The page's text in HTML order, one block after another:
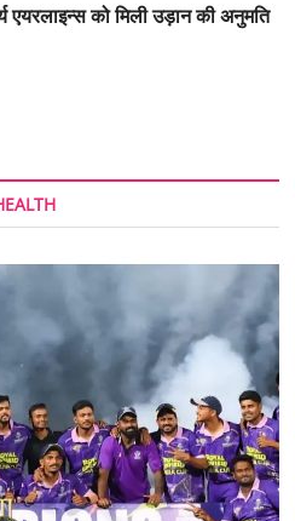
एयरलाइन्स को मिली उड़ान की अनुमति